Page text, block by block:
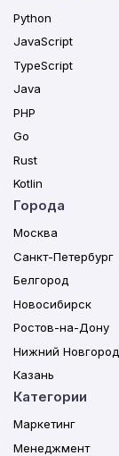
Python
JavaScript
TypeScript
Java
PHP
Go
Rust
Kotlin
Города
Москва
Санкт-Петербург
Белгород
Новосибирск
Ростов-на-Дону
Нижний Новгород
Казань
Категории
Маркетинг
Менеджмент